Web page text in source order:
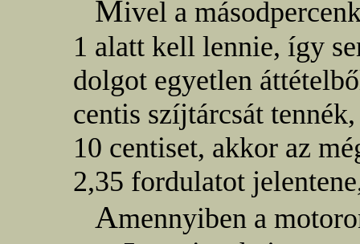
Mivel a
1 alatt kell lennie, így
dolgot egyetlen
centis szíjtárcsát
10 centiset, akkor az
2,35 fordulatot
Amennyiben a